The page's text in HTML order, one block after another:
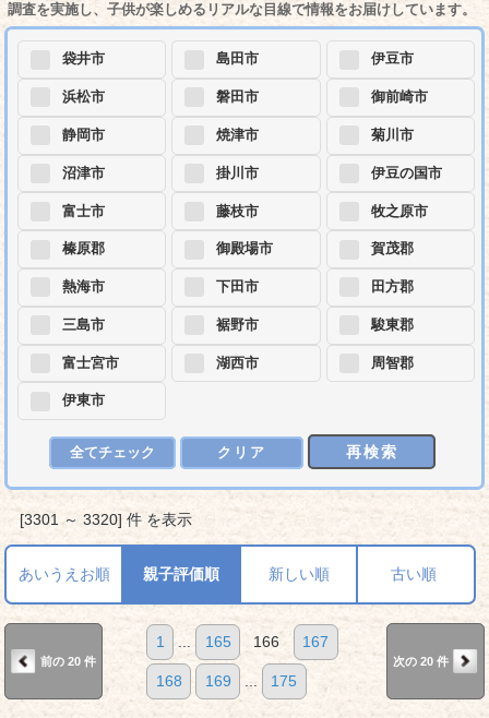
調査を実施し、子供が楽しめるリアルな目線で情報をお届けしています。
袋井市
浜松市
静岡市
沼津市
富士市
榛原郡
熱海市
三島市
富士宮市
伊東市
島田市
磐田市
焼津市
掛川市
藤枝市
御殿場市
下田市
裾野市
湖西市
伊豆市
御前崎市
菊川市
伊豆の国市
牧之原市
賀茂郡
田方郡
駿東郡
周智郡
全てチェック クリア 再検索
[3301 ～ 3320] 件 を表示
あいうえお順 親子評価順 新しい順 古い順
前の 20 件
1 ... 165 166 167
168 169 ... 175
次の 20 件